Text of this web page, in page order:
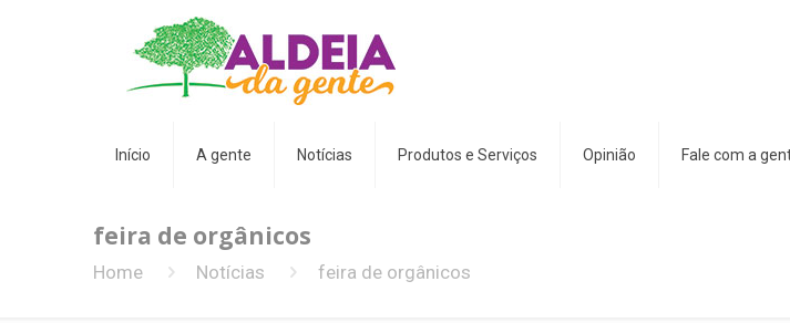
Início A gente Notícias Produtos e Serviços Opinião Fale com a
feira de orgânicos
Home Notícias feira de orgânicos